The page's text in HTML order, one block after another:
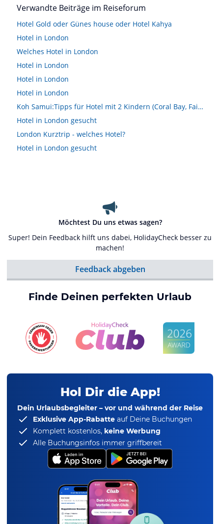
Verwandte Beiträge im Reiseforum
Hotel Gold oder Günes house oder Hotel Kahya
Hotel in London
Welches Hotel in London
Hotel in London
Hotel in London
Hotel in London
Koh Samui:Tipps für Hotel mit 2 Kindern (Coral Bay, Fair house beach resort, Hotel Impiana Resort?)
Hotel in London gesucht
London Kurztrip - welches Hotel?
Hotel in London gesucht
Möchtest Du uns etwas sagen?
Super! Dein Feedback hilft uns dabei, HolidayCheck besser zu
machen!
Feedback abgeben
Finde Deinen perfekten Urlaub
Hol Dir die App!
Dein Urlaubsbegleiter – vor und während der Reise
Exklusive App-Rabatte auf Deine Buchungen
Komplett kostenlos, keine Werbung
Alle Buchungsinfos immer griffbereit